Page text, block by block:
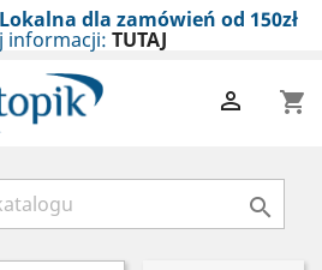
dla zamówień od 150zł
informacji: TUTAJ
 shopping_cart
